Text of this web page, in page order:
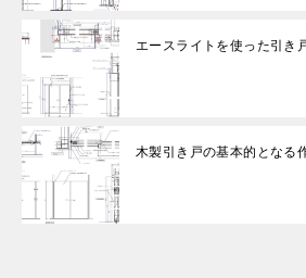
エースライトを使った引き
木製引き戸の基本的となる